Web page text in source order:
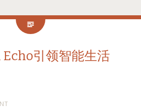
引领智能生活